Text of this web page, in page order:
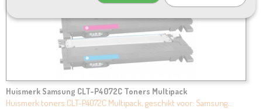
Huismerk Samsung CLT-P4072C Toners Multipack
Huismerk toners CLT-P4072C Multipack, geschikt voor: Samsung…